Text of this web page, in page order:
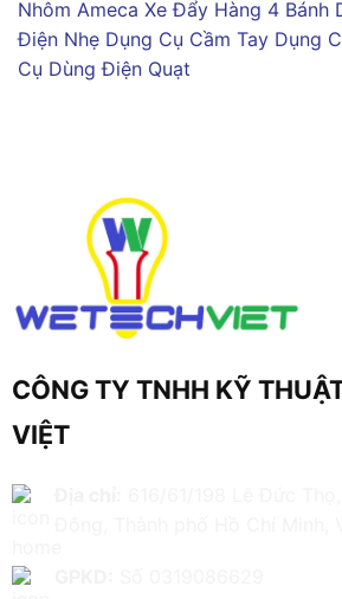
Nhôm Ameca Xe Đẩy Hàng 4 Bánh
Điện Nhẹ Dụng Cụ Cầm Tay Dụng
Cụ Dùng Điện Quạt
CÔNG TY TNHH KỸ
VIỆT